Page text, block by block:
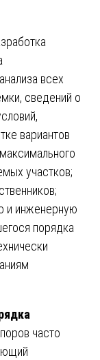
всех
сведений о
вариантов
участков;
и инженерную
порядка
часто